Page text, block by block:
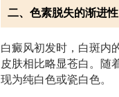
二、色素脱失的渐进性
白癜风初发时，白斑内
皮肤相比略显苍白。随
现为纯白色或瓷白色。